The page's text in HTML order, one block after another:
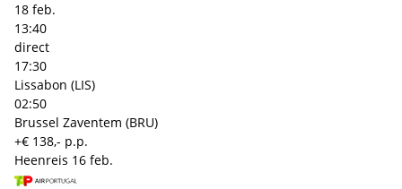
18 feb.
13:40
direct
17:30
Lissabon (LIS)
02:50
Brussel Zaventem (BRU)
+€ 138,- p.p.
Heenreis 16 feb.